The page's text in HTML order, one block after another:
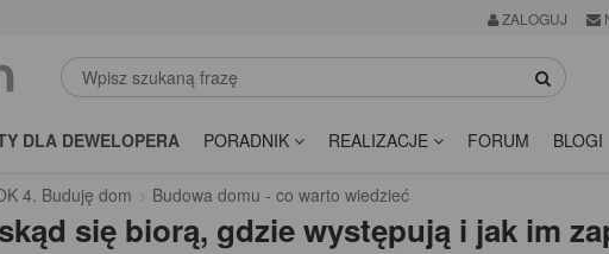
ZALOGUJ
DLA DEWELOPERA PORADNIK REALIZACJE FORUM BLOGI
4. Buduję dom Budowa domu - co warto wiedzieć
się biorą, gdzie występują i jak im